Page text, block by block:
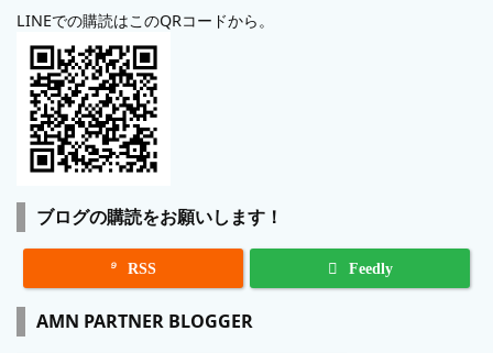
LINEでの購読はこのQRコードから。
ブログの購読をお願いします！
 RSS Feedly
AMN PARTNER BLOGGER